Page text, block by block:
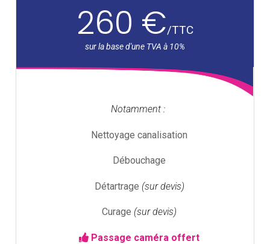
260 €/TTC
Notamment :
Nettoyage canalisation
Débouchage
Détartrage (sur devis)
Curage (sur devis)
Passage caméra offert